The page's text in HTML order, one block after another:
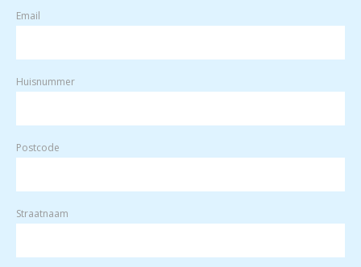
Email
Huisnummer
Postcode
Straatnaam